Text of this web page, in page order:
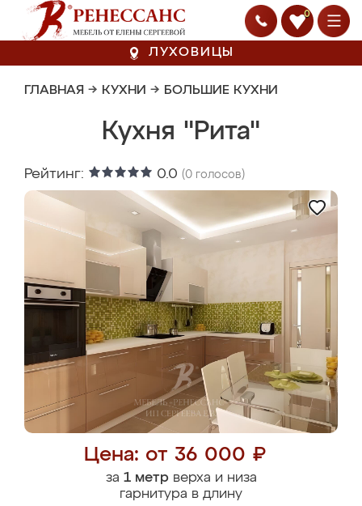
0
ЛУХОВИЦЫ
ГЛАВНАЯ → КУХНИ → БОЛЬШИЕ КУХНИ
Кухня "Рита"
Рейтинг: 0.0 (0 голосов)
Цена: от 36 000 ₽
за 1 метрверха и низа
гарнитура в длину